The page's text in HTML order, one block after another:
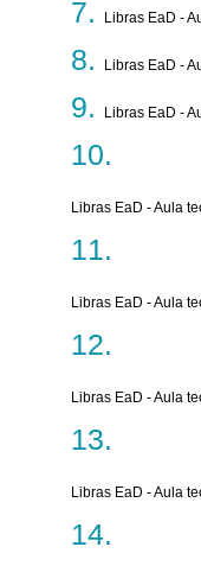
Libras EaD -
Libras EaD -
Libras EaD -
Libras EaD - Aula
Libras EaD - Aula
Libras EaD - Aula
Libras EaD - Aula